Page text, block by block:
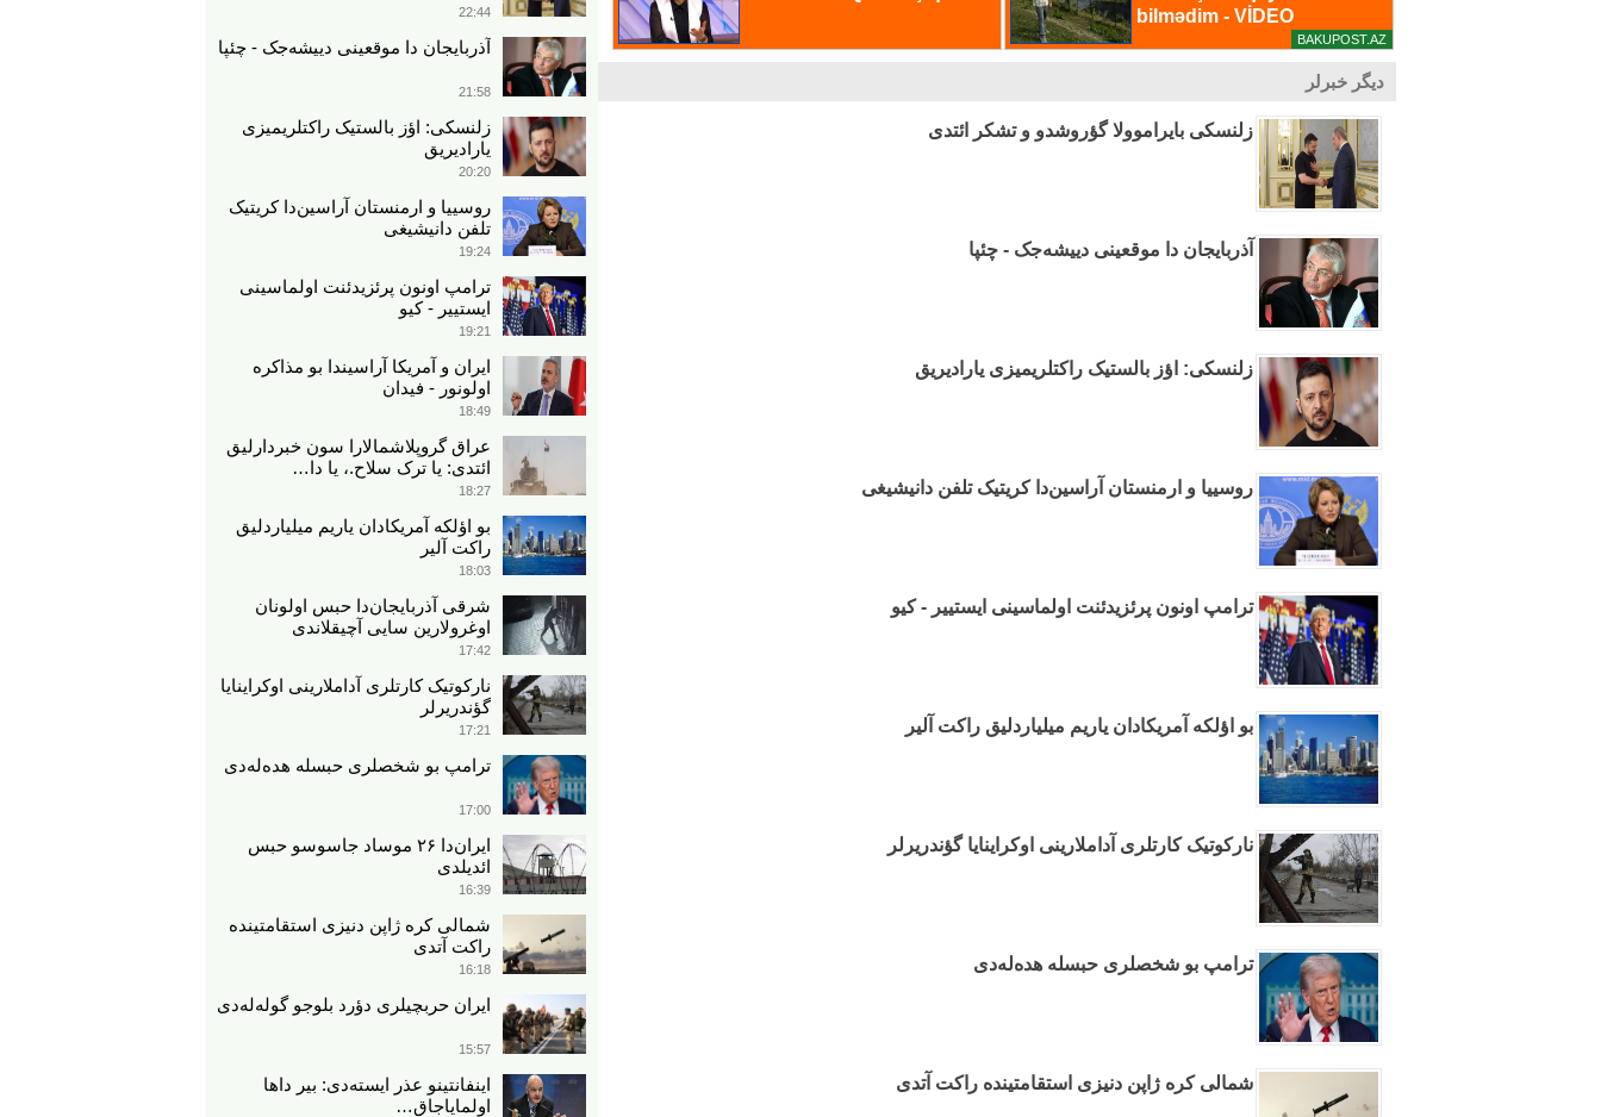
دیگر خبرلر
زلنسکی بایراموولا گؤروشدو و تشکر ائتدی
آذربایجان دا موقعینی دییشه‌جک - چئپا
زلنسکی: اؤز بالستیک راکتلریمیزی یارادیریق
روسییا و ارمنستان آراسین‌دا کریتیک تلفن دانیشیغی
ترامپ اونون پرئزیدئنت اولماسینی ایستییر - کیو
بو اؤلکه آمریکادان یاریم میلیاردلیق راکت آلیر
نارکوتیک کارتلری آداملارینی اوکراینایا گؤندریرلر
ترامپ بو شخصلری حبسله هده‌له‌دی
شمالی کره ژاپن دنیزی استقامتینده راکت آتدی
22:44
آذربایجان دا موقعینی دییشه‌جک - چئپا
21:58
زلنسکی: اؤز بالستیک راکتلریمیزی
یارادیریق
20:20
روسییا و ارمنستان آراسین‌دا کریتیک
تلفن دانیشیغی
19:24
ترامپ اونون پرئزیدئنت اولماسینی
ایستییر - کیو
19:21
ایران و آمریکا آراسیندا بو مذاکره
اولونور - فیدان
18:49
عراق گروپلاشمالارا سون خبردارلیق
ائتدی: یا ترک سلاح.، یا دا…
18:27
بو اؤلکه آمریکادان یاریم میلیاردلیق
راکت آلیر
18:03
شرقی آذربایجان‌دا حبس اولونان
اوغرولارین سایی آچیقلاندی
17:42
نارکوتیک کارتلری آداملارینی اوکراینایا
گؤندریرلر
17:21
ترامپ بو شخصلری حبسله هده‌له‌دی
17:00
ایران‌دا ۲۶ موساد جاسوسو حبس
ائدیلدی
16:39
شمالی کره ژاپن دنیزی استقامتینده
راکت آتدی
16:18
ایران حربچیلری دؤرد بلوجو گوله‌له‌دی
15:57
اینفانتینو عذر ایسته‌دی: بیر داها
اولمایاجاق…